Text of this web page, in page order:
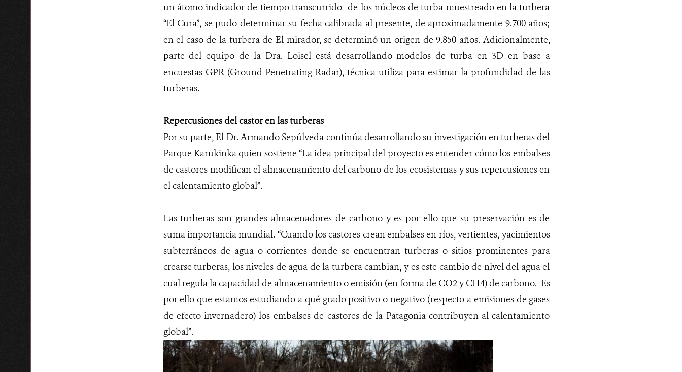
un átomo indicador de tiempo transcurrido- de los núcleos de turba muestreado en la turbera
“El Cura”, se pudo determinar su fecha calibrada al presente, de aproximadamente 9.700 años;
en el caso de la turbera de El mirador, se determinó un origen de 9.850 años. Adicionalmente,
parte del equipo de la Dra. Loisel está desarrollando modelos de turba en 3D en base a
encuestas GPR (Ground Penetrating Radar), técnica utiliza para estimar la profundidad de las
turberas.
Repercusiones del castor en las turberas
Por su parte, El Dr. Armando Sepúlveda continúa desarrollando su investigación en turberas del
Parque Karukinka quien sostiene “La idea principal del proyecto es entender cómo los embalses
de castores modifican el almacenamiento del carbono de los ecosistemas y sus repercusiones en
el calentamiento global”.
Las turberas son grandes almacenadores de carbono y es por ello que su preservación es de
suma importancia mundial. “Cuando los castores crean embalses en ríos, vertientes, yacimientos
subterráneos de agua o corrientes donde se encuentran turberas o sitios prominentes para
crearse turberas, los niveles de agua de la turbera cambian, y es este cambio de nivel del agua el
cual regula la capacidad de almacenamiento o emisión (en forma de CO2 y CH4) de carbono. Es
por ello que estamos estudiando a qué grado positivo o negativo (respecto a emisiones de gases
de efecto invernadero) los embalses de castores de la Patagonia contribuyen al calentamiento
global”.